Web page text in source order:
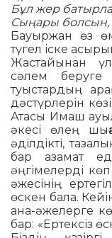
Бұл жер
Сыңары
Бауыржан өз
түгел іске
Жастайынан
сәлем беруге
туыстардың
дәстүрлерін
Атасы Имаш
әке­сі өлең
әділдікті,
бар азамат
әңгімелерді
әжесінің
өскен ба­ла.
ана-әжелерге
бар: «Ертексіз